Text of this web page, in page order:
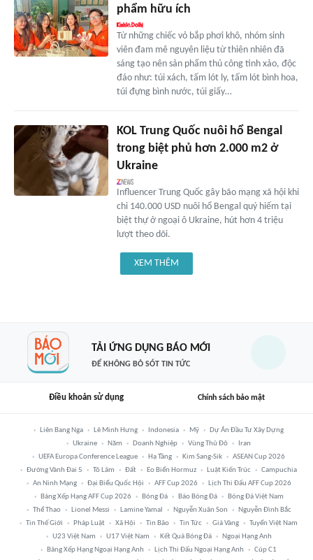
phẩm hữu ích
Từ những chiếc vỏ bắp phơi khô, nhóm sinh
viên đam mê nguyên liệu từ thiên nhiên đã
sáng tạo nên sản phẩm thủ công tinh xảo, độc
đáo như: túi xách, tấm lót ly, tấm lót bình hoa,
túi đựng bình nước, túi giấy…
KOL Trung Quốc nuôi hổ Bengal
trong biệt phủ hơn 2.000 m2 ở
Ukraine
Influencer Trung Quốc gây bão mạng xã hội khi
chi 140.000 USD nuôi hổ Bengal quý hiếm tại
biệt thự ở ngoại ô Ukraine, hút hơn 4 triệu
lượt theo dõi.
XEM THÊM
TẢI ỨNG DỤNG BÁO MỚI
ĐỂ KHÔNG BỎ SÓT TIN TỨC
Điều khoản sử dụng Chính sách bảo mật
Liên Bang Nga Lê Minh Hưng Indonesia Mỹ
Dự Án Đầu Tư Xây Dựng
Ukraine
Năm Doanh Nghiệp Vùng Thủ Đô
Iran
UEFA Europa Conference League
Hạ Tầng Kim Sang-Sik
ASEAN Cup 2026
Đường Vành Đai 5
Tô Lâm Đất Eo Biển Hormuz Luật Kiến Trúc
Campuchia
An Ninh Mạng
Đại Biểu Quốc Hội AFF Cup 2026
Lịch Thi Đấu AFF Cup 2026
Bảng Xếp Hạng AFF Cup 2026
Bóng Đá Báo Bóng Đá
Bóng Đá Việt Nam
Thể Thao
Lionel Messi Lamine Yamal Nguyễn Xuân Son
Nguyễn Đình Bắc
Tin Thế Giới
Pháp Luật Xã Hội Tin Bão Tin Tức Giá Vàng
Tuyển Việt Nam
U23 Việt Nam
U17 Việt Nam Kết Quả Bóng Đá
Ngoại Hạng Anh
Bảng Xếp Hạng Ngoại Hạng Anh
Lịch Thi Đấu Ngoại Hạng Anh
Cúp C1